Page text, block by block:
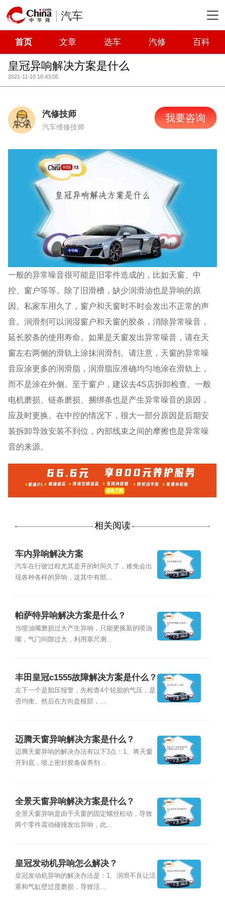
汽车
首页 文章 选车 汽修 百科
皇冠异响解决方案是什么
2021-11-10 16:43:05
汽修技师
汽车维修技师
我要咨询
一般的异常噪音很可能是旧零件造成的，比如天窗、中
控、窗户等等。除了旧滑槽，缺少润滑油也是异响的原
因。私家车用久了，窗户和天窗时不时会发出不正常的声
音。润滑剂可以润湿窗户和天窗的胶条，消除异常噪音，
延长胶条的使用寿命。如果是天窗发出异常噪音，请在天
窗左右两侧的滑轨上涂抹润滑剂。请注意，天窗的异常噪
音应涂更多的润滑脂，润滑脂应准确均匀地涂在滑轨上，
而不是涂在外侧。至于窗户，建议去4S店拆卸检查。一般
电机磨损、链条磨损、捆绑条也是产生异常噪音的原因，
应及时更换。在中控的情况下，很大一部分原因是后期安
装拆卸导致安装不到位，内部线束之间的摩擦也是异常噪
音的来源。
相关阅读
车内异响解决方案
汽车在行驶过程尤其是开的时间久了，难免会出
现各种各样的异响，这其中有部...
帕萨特异响解决方案是什么？
当喷油嘴磨损过大产生异响，只能更换新的喷油
嘴，气门间隙过大，利用塞尺测...
丰田皇冠c1555故障解决方案是什么？
左下一个是胎压报警，先检查4个轮胎的气压，是
否均衡。然后在方向盘根部，...
迈腾天窗异响解决方案是什么？
迈腾天窗异响的解决办法有以下3点：1、将天窗
开到底，喷上密封胶条保养剂...
全景天窗异响解决方案是什么？
全景天窗异响是由于天窗的固定螺丝松动，导致
两个零件震动碰撞发出异响，此...
皇冠发动机异响怎么解决？
皇冠发动机异响的解决办法是：1、润滑不良让活
塞和气缸壁过度磨损，导致活...